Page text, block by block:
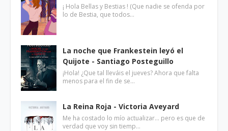
¡ Hola Bellas y Bestias ! (Que nadie se ofenda por
lo de Bestia, que todos…
La noche que Frankestein leyó el
Quijote - Santiago Posteguillo
¡Hola! ¿Que tal lleváis el jueves? Ahora que falta
menos para el fin de se…
La Reina Roja - Victoria Aveyard
Me ha costado lo mío actualizar... pero es que de
verdad que voy sin tiemp…